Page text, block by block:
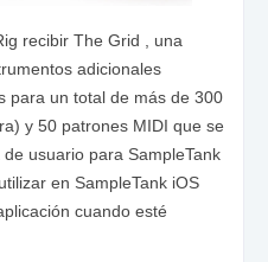
recibir The Grid , una
adicionales
para un total de más de 300
y 50 patrones MIDI que se
usuario para SampleTank
en SampleTank iOS
cuando esté